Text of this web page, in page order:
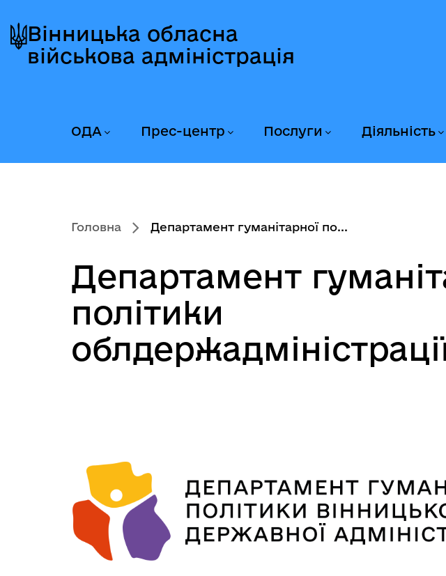
до
головного
до
головного
вмісту
до
головного
колонтитула
Вінницька обласна
військова адміністрація
ОДА Прес-центр Послуги Діяльність
Головна Департамент гуманітарної по...
Департамент
політики